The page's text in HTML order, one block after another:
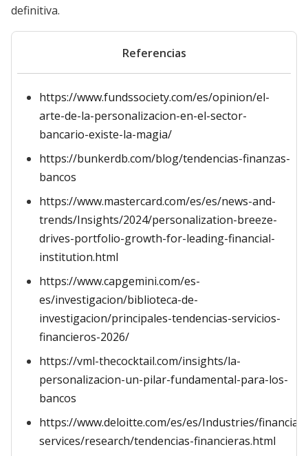
definitiva.
Referencias
https://www.fundssociety.com/es/opinion/el-
arte-de-la-personalizacion-en-el-sector-
bancario-existe-la-magia/
https://bunkerdb.com/blog/tendencias-finanzas-
bancos
https://www.mastercard.com/es/es/news-and-
trends/Insights/2024/personalization-breeze-
drives-portfolio-growth-for-leading-financial-
institution.html
https://www.capgemini.com/es-
es/investigacion/biblioteca-de-
investigacion/principales-tendencias-servicios-
financieros-2026/
https://vml-thecocktail.com/insights/la-
personalizacion-un-pilar-fundamental-para-los-
bancos
https://www.deloitte.com/es/es/Industries/financial-
services/research/tendencias-financieras.html